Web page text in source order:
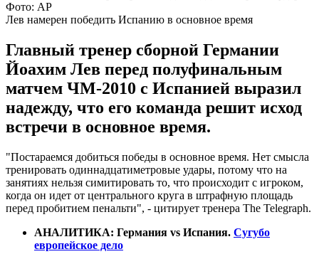
Фото: АР
Лев намерен победить Испанию в основное время
Главный тренер сборной Германии
Йоахим Лев перед полуфинальным
матчем ЧМ-2010 с Испанией выразил
надежду, что его команда решит исход
встречи в основное время.
"Постараемся добиться победы в основное время. Нет смысла
тренировать одиннадцатиметровые удары, потому что на
занятиях нельзя симитировать то, что происходит с игроком,
когда он идет от центрального круга в штрафную площадь
перед пробитием пенальти", - цитирует тренера The Telegraph.
АНАЛИТИКА: Германия vs Испания. Сугубо
европейское дело